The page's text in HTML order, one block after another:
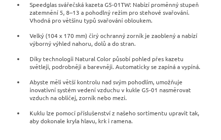
Speedglas svářečská kazeta G5-01TW: Nabízí proměnný stupeň
zatemnění 5, 8–13 a pohodlný režim pro stehové svařování.
Vhodná pro většinu typů svařování obloukem.
Velký (104 x 170 mm) čirý ochranný zorník je zaoblený a nabízí
výborný výhled nahoru, dolů a do stran.
Díky technologii Natural Color působí pohled přes kazetu
světleji, podrobněji a barevněji. Automaticky se zapíná a vypíná.
Abyste měli větší kontrolu nad svým pohodlím, umožňuje
inovativní systém vedení vzduchu v kukle G5-01 nasměrovat
vzduch na obličej, zorník nebo mezi.
Kuklu lze pomocí příslušenství z našeho sortimentu upravit tak,
aby dokonale kryla hlavu, krk i ramena.